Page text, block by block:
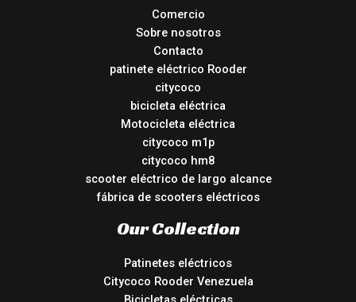
Comercio
Sobre nosotros
Contacto
patinete eléctrico Rooder
citycoco
bicicleta eléctrica
Motocicleta eléctrica
citycoco m1p
citycoco hm8
scooter eléctrico de largo alcance
fábrica de scooters eléctricos
Our Collection
Patinetes eléctricos
Citycoco Rooder Venezuela